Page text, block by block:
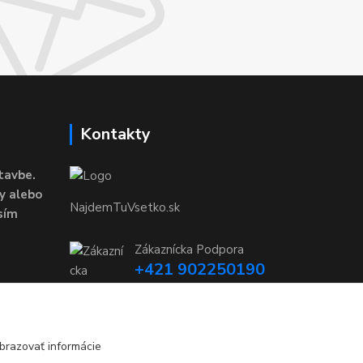
alebo
Kontakty
NajdemTuVsetko.sk
Zákaznícka Podpora
+421 902250190
informácie